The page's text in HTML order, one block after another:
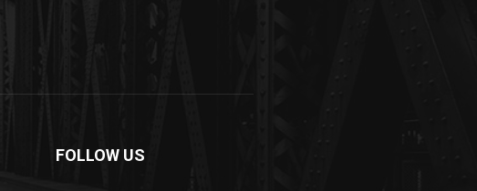
FOLLOW US